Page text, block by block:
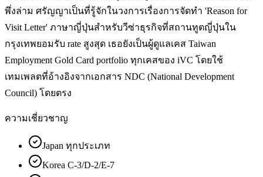
พึ่งล่าม ศรัญญาเป็นที่รู้จักในวงการเรื่องการจัดทำ 'Reason for
Visit Letter' ภาษาญี่ปุ่นสำหรับวีซ่าธุรกิจที่สถานทูตญี่ปุ่นใน
กรุงเทพยอมรับ rate สูงสุด เธอยังเป็นผู้ดูแลเคส Taiwan
Employment Gold Card portfolio ทุกเคสของ iVC โดยใช้
เทมเพลตที่อ้างอิงจากเอกสาร NDC (National Development
Council) โดยตรง
ความเชี่ยวชาญ
Japan ทุกประเภท
Korea C-3/D-2/E-7